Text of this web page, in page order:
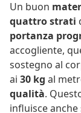
Un buon
quattro strati
portanza
accogliente,
sostegno al
ai 30 kg al
qualità.
influisce anche